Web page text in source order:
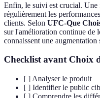
Enfin, le suivi est crucial. Une
régulièrement les
clients. Selon UFC-Que
sur l'amélioration continue de
connaissent une
Checklist avant Choix
[ ] Analyser le produit
[ ] Identifier le public